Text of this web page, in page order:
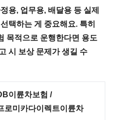
용, 업무용, 배달용 등 실제
택하는 게 중요해요. 특히
목적으로 운행한다면 용도
시 보상 문제가 생길 수
이륜차보험 /
로미카다이렉트이륜차